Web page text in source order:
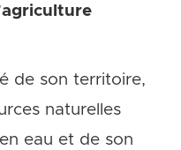
de son territoire,
naturelles
eau et de son